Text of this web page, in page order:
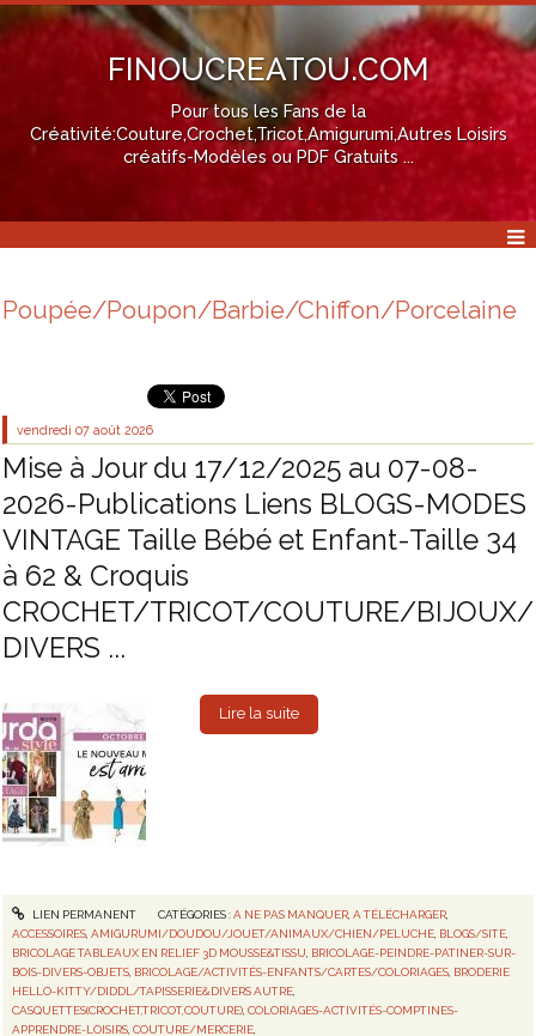
FINOUCREATOU.COM
Pour tous les Fans de la
Créativité:Couture,Crochet,Tricot,Amigurumi,Autres Loisirs
créatifs-Modèles ou PDF Gratuits ...
Poupée/Poupon/Barbie/Chiffon/Porcelaine
vendredi 07 août 2026
Mise à Jour du 17/12/2025 au 07-08-
2026-Publications Liens BLOGS-MODES
VINTAGE Taille Bébé et Enfant-Taille 34
à 62 & Croquis
CROCHET/TRICOT/COUTURE/BIJOUX/
DIVERS ...
Lire la suite
LIEN PERMANENT CATÉGORIES :A NE PAS MANQUER, A TÉLÉCHARGER,
ACCESSOIRES ,AMIGURUMI/DOUDOU/JOUET/ANIMAUX/CHIEN/PELUCHE BLOGS/SITE
BRICOLAGE TABLEAUX EN RELIEF 3D MOUSSE&TISSU BRICOLAGE-PEINDRE-PATINER-SUR-
BOIS-DIVERS-OBJETS BRICOLAGE/ACTIVITÉS-ENFANTS/CARTES/COLORIAGES BRODERIE
HELLO-KITTY/DIDDL/TAPISSERIE&DIVERS AUTRE
CASQUETTES(CROCHET,TRICOT,COUTURE) ,COLORIAGES-ACTIVITÉS-COMPTINES-
APPRENDRE-LOISIRS ,COUTURE/MERCERIE